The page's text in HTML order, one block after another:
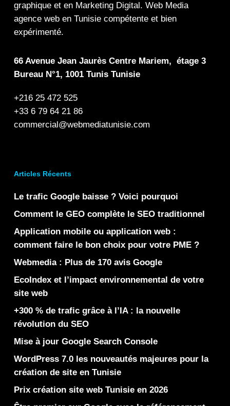
graphiqueet en Marketing Digital . Web Media
agence web en Tunisie compétente et bien
expérimenté.
66 Avenue Jean Jaurès Centre Mariem, étage 3
Bureau N°1, 1001 Tunis Tunisie
+216 25 472 525
+33 6 79 64 21 86
commercial@webmediatunisie.com
Articles Récents
Le trafic Google baisse ? Voici pourquoi
Comment le GEO complète le SEO traditionnel
Application mobile ou application web :
comment faire le bon choix pour votre PME ?
Webmedia : Plus de 170 avis Google
EcoIndex et l’impact environnemental de votre
site web
+300 % de trafic grâce à l’IA : la nouvelle
révolution du SEO
Mise à jour Google Search Console
WordPress 7.0 les nouveautés majeures pour la
création de site en Tunisie
Prix création site web Tunisie en 2026